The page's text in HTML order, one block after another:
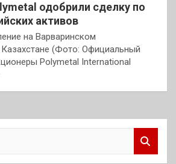
одобрили сделку по
активов
на Варваринском
(Фото: Официальный
Polymetal International